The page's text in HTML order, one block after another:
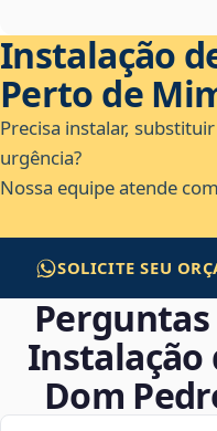
Instalação
Perto de
Precisa instalar,
urgência?
Nossa equipe atende
SOLICITE SEU
Instalação
Dom